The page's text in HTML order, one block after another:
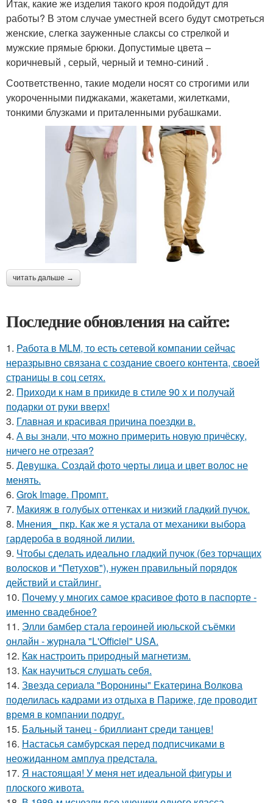
Итак, какие же изделия такого кроя подойдут для
работы? В этом случае уместней всего будут смотреться
женские, слегка зауженные слаксы со стрелкой и
мужские прямые брюки. Допустимые цвета –
коричневый , серый, черный и темно-синий .
Соответственно, такие модели носят со строгими или
укороченными пиджаками, жакетами, жилетками,
тонкими блузками и приталенными рубашками.
читать дальше →
Последние обновления на сайте:
1. Работа в MLM, то есть сетевой компании сейчас
неразрывно связана с создание своего контента, своей
страницы в соц сетях.
2. Приходи к нам в прикиде в стиле 90 х и получай
подарки от руки вверх!
3. Главная и красивая причина поездки в.
4. А вы знали, что можно примерить новую причёску,
ничего не отрезая?
5. Девушка. Создай фото черты лица и цвет волос не
менять.
6. Grok Image. Промпт.
7. Макияж в голубых оттенках и низкий гладкий пучок.
8. Мнения_ пкр. Как же я устала от механики выбора
гардероба в водяной лилии.
9. Чтобы сделать идеально гладкий пучок (без торчащих
волосков и "Петухов"), нужен правильный порядок
действий и стайлинг.
10. Почему у многих самое красивое фото в паспорте -
именно свадебное?
11. Элли бамбер стала героиней июльской съёмки
онлайн - журнала "L'Officiel" USA.
12. Как настроить природный магнетизм.
13. Как научиться слушать себя.
14. Звезда сериала "Воронины" Екатерина Волкова
поделилась кадрами из отдыха в Париже, где проводит
время в компании подруг.
15. Бальный танец - бриллиант среди танцев!
16. Настасья самбурская перед подписчиками в
неожиданном амплуа предстала.
17. Я настоящая! У меня нет идеальной фигуры и
плоского живота.